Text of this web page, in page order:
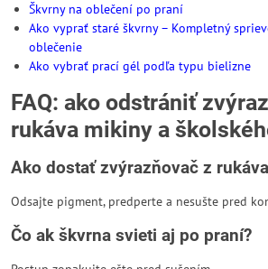
Škvrny na oblečení po praní
Ako vyprať staré škvrny – Kompletný
oblečenie
Ako vybrať prací gél podľa typu bielizne
FAQ: ako odstrániť
rukáva mikiny a
Ako dostať zvýrazňovač z
Odsajte pigment, predperte a nesušte pred
Čo ak škvrna svieti aj po praní?